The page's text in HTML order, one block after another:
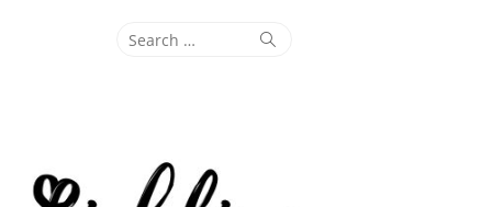
Search
Search